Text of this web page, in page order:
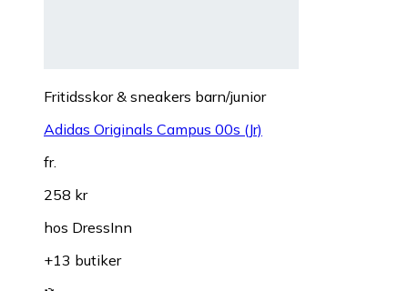
Fritidsskor & sneakers barn/junior
Adidas Originals Campus 00s (Jr)
fr.
258 kr
hos DressInn
+13 butiker